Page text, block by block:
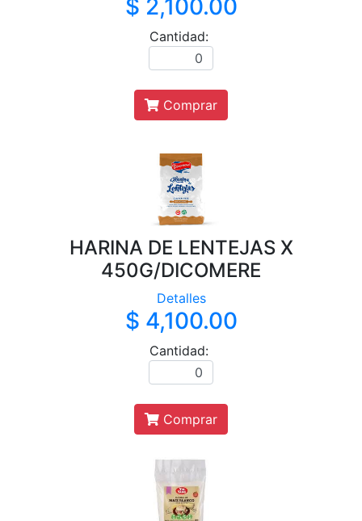
$ 2,100.00
Cantidad:
Comprar
HARINA DE LENTEJAS X
450G/DICOMERE
Detalles
$ 4,100.00
Cantidad:
Comprar